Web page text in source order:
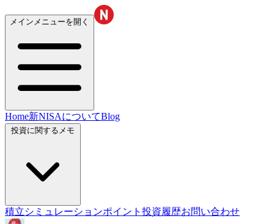
メインメニューを開く
Home新NISAについてBlog
積立シミュレーションポイント投資履歴お問い合わせ